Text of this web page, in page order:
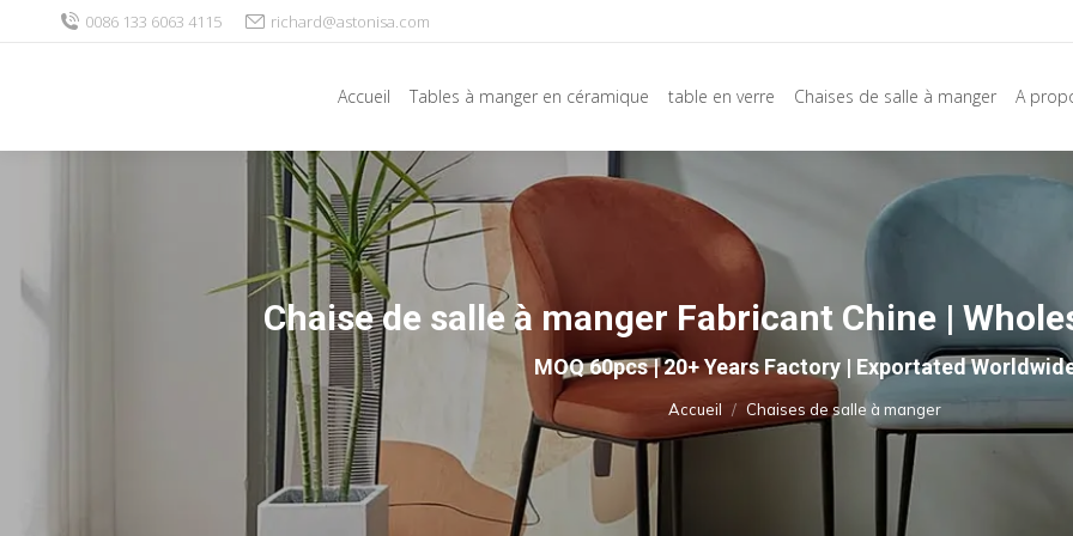
0086 133 6063 4115 richard@astonisa.com
Accueil Tables à manger en céramique table en verre Chaises de salle à manger A
Chaise de salle à manger Fabricant Chine |
MOQ 60pcs | 20+ Years Factory | Exportated
Vous êtes ici :
Accueil Chaises de salle à manger